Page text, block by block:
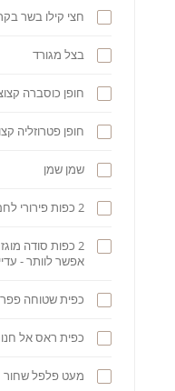
חצי קילו בשר
בצל מגורד
חופן כוסברה
חופן פטרוזליה
שמן שמן
2 כפות פירורי לחם
2 כפות סודה
אפשר לוותר -
כפית שטוחה
כפית ראס אל
מעט פלפל שחור